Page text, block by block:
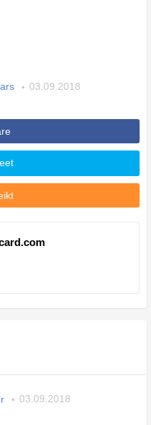
03.09.2018
03.09.2018